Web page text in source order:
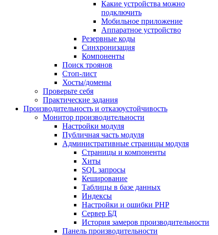
Какие устройства можно
подключить
Мобильное приложение
Аппаратное устройство
Резервные коды
Синхронизация
Компоненты
Поиск троянов
Стоп-лист
Хосты/домены
Проверьте себя
Практические задания
Производительность и отказоустойчивость
Монитор производительности
Настройки модуля
Публичная часть модуля
Административные страницы модуля
Страницы и компоненты
Хиты
SQL запросы
Кеширование
Таблицы в базе данных
Индексы
Настройки и ошибки PHP
Сервер БД
История замеров производительности
Панель производительности